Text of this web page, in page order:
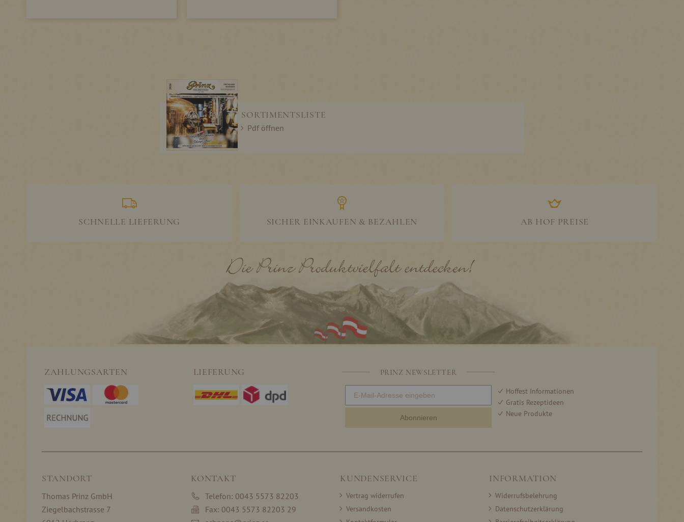
SORTIMENTSLISTE
Pdf öffnen
SCHNELLE LIEFERUNG SICHER EINKAUFEN & BEZAHLEN AB HOF PREISE
ZAHLUNGSARTEN LIEFERUNG PRINZ NEWSLETTER
Abonnieren
Hoffest Informationen
Gratis Rezeptideen
Neue Produkte
STANDORT
Thomas Prinz GmbH
Ziegelbachstrasse 7
KONTAKT
Telefon: 0043 5573 82203
Fax: 0043 5573 82203 29
KUNDENSERVICE
Vertrag widerrufen
Versandkosten
INFORMATION
Widerrufsbelehrung
Datenschutzerklärung